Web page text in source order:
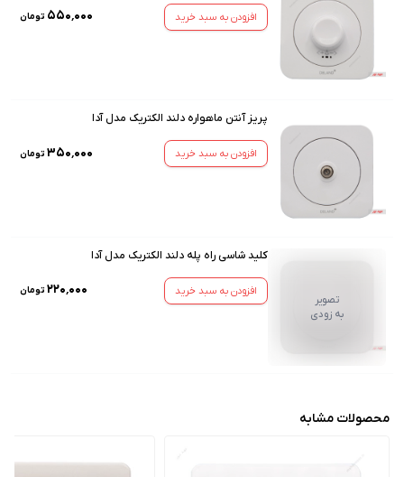
افزودن به سبد خرید ۵۵۰٬۰۰۰ تومان
پریز آنتن ماهواره دلند الکتریک مدل آدا
افزودن به سبد خرید ۳۵۰٬۰۰۰ تومان
تصویر
به زودی
کلید شاسی راه پله دلند الکتریک مدل آدا
افزودن به سبد خرید ۲۲۰٬۰۰۰ تومان
محصولات مشابه